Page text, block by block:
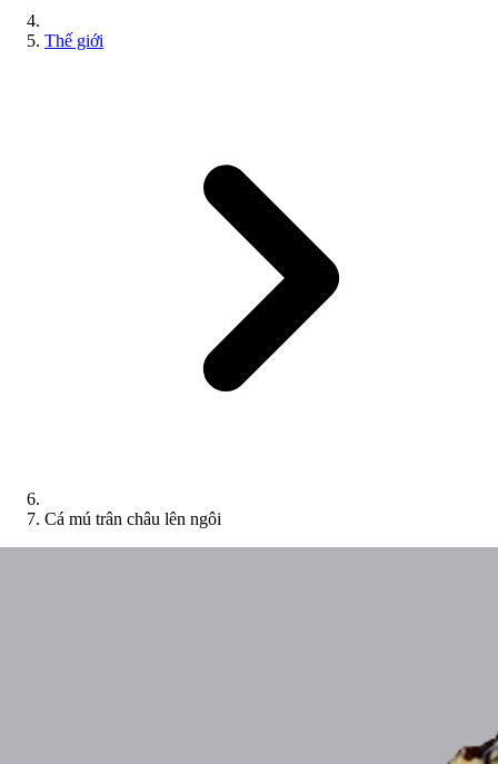
Thế giới
Cá mú trân châu lên ngôi